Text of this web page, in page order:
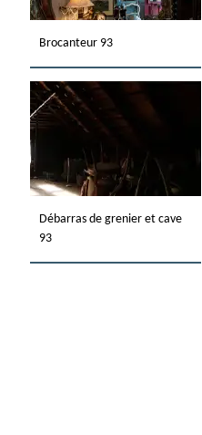
Brocanteur 93
Débarras de grenier et cave
93